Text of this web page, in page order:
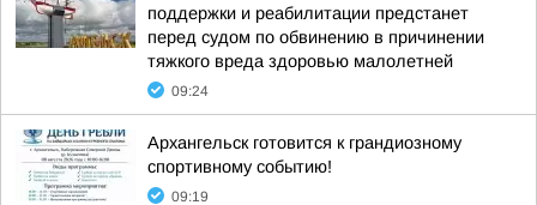
поддержки и реабилитации предстанет
перед судом по обвинению в причинении
тяжкого вреда здоровью малолетней
09:24
Архангельск готовится к грандиозному
спортивному событию!
09:19